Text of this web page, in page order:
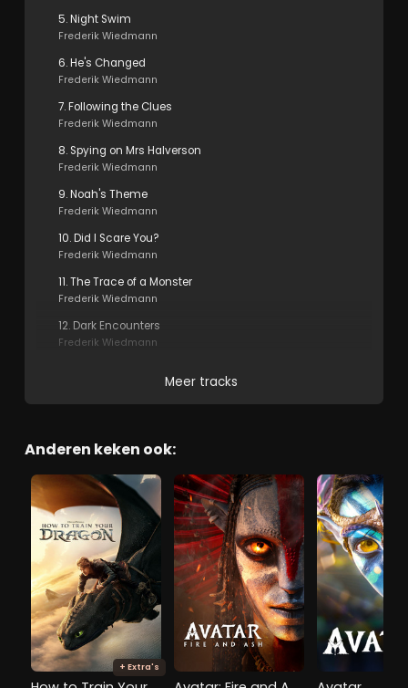
5. Night Swim
Frederik Wiedmann
6. He's Changed
Frederik Wiedmann
7. Following the Clues
Frederik Wiedmann
8. Spying on Mrs Halverson
Frederik Wiedmann
9. Noah's Theme
Frederik Wiedmann
10. Did I Scare You?
Frederik Wiedmann
11. The Trace of a Monster
Frederik Wiedmann
12. Dark Encounters
Frederik Wiedmann
Meer tracks
Anderen keken ook:
+ Extra's